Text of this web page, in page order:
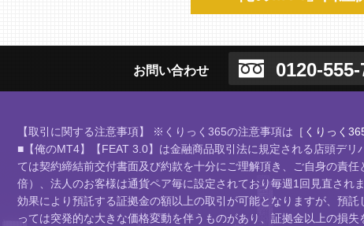
お問い合わせ 0120-
【取引に関する注意事項】 ※くりっく365の注意事項は ［くりっく
■【俺のMT4】【FEAT 3.0】は金融商品取引法に規定される店頭デ
ては契約締結前交付書面及び約款を十分にご理解頂き、ご自身の責
倍）、法人のお客様は通貨ペア毎に設定されており毎週1回見直さ
効果により預託する証拠金の額以上の取引が可能となりますが、預
っては突発的な大きな価格変動を伴うものがあり、証拠金以上の損